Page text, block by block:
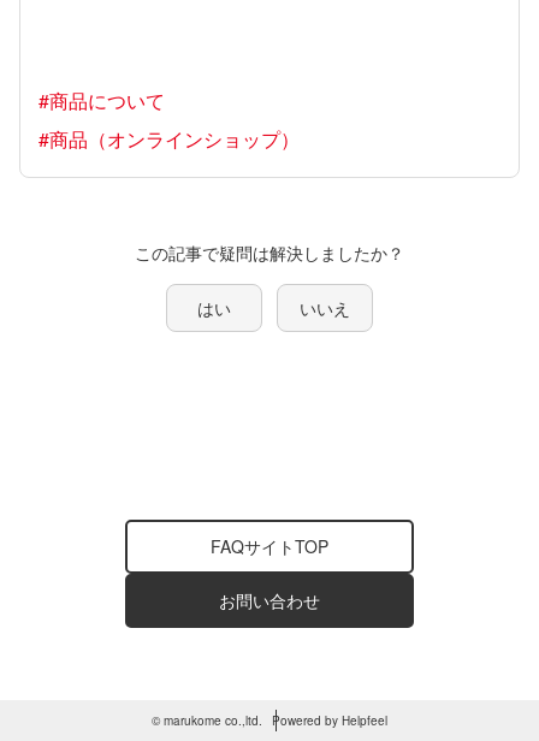
#商品について
#商品（オンラインショップ）
この記事で疑問は解決しましたか？
はい いいえ
FAQサイトTOP
お問い合わせ
© marukome co.,ltd. Powered by Helpfeel